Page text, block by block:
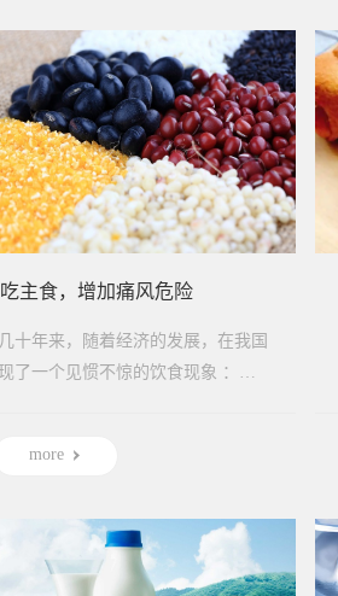
主食，增加痛风危险
十年来，随着经济的发展，在我国
了一个见惯不惊的饮食现象 ：国
more